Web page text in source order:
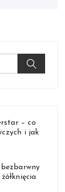
– co
i jak